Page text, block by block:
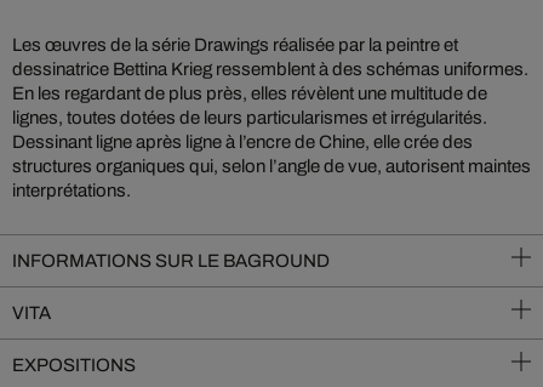
Les œuvres de la série Drawings réalisée par la peintre et
dessinatrice Bettina Krieg ressemblent à des schémas uniformes.
En les regardant de plus près, elles révèlent une multitude de
lignes, toutes dotées de leurs particularismes et irrégularités.
Dessinant ligne après ligne à l’encre de Chine, elle crée des
structures organiques qui, selon l’angle de vue, autorisent maintes
interprétations.
INFORMATIONS SUR LE BAGROUND
VITA
EXPOSITIONS